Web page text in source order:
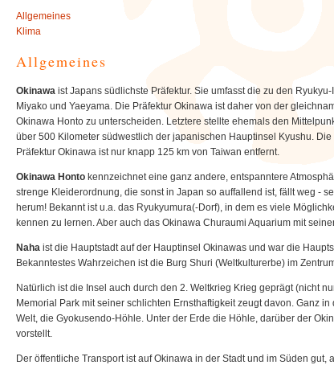
Allgemeines
Klima
Allgemeines
Okinawa ist Japans südlichste Präfektur. Sie umfasst die zu den
Miyako und Yaeyama. Die Präfektur Okinawa ist daher von der
Okinawa Honto zu unterscheiden. Letztere stellte ehemals den
über 500 Kilometer südwestlich der japanischen Hauptinsel Kyushu.
Präfektur Okinawa ist nur knapp 125 km von Taiwan entfernt.
Okinawa Honto kennzeichnet eine ganz andere, entspanntere
strenge Kleiderordnung, die sonst in Japan so auffallend ist, fällt weg -
herum! Bekannt ist u.a. das Ryukyumura(-Dorf), in dem es viele
kennen zu lernen. Aber auch das Okinawa Churaumi Aquarium mit
Naha ist die Hauptstadt auf der Hauptinsel Okinawas und war die
Bekanntestes Wahrzeichen ist die Burg Shuri (Weltkulturerbe) im
Natürlich ist die Insel auch durch den 2. Weltkrieg Krieg geprägt (nicht
Memorial Park mit seiner schlichten Ernsthaftigkeit zeugt davon. Ganz
Welt, die Gyokusendo-Höhle. Unter der Erde die Höhle, darüber der
vorstellt.
Der öffentliche Transport ist auf Okinawa in der Stadt und im Süden